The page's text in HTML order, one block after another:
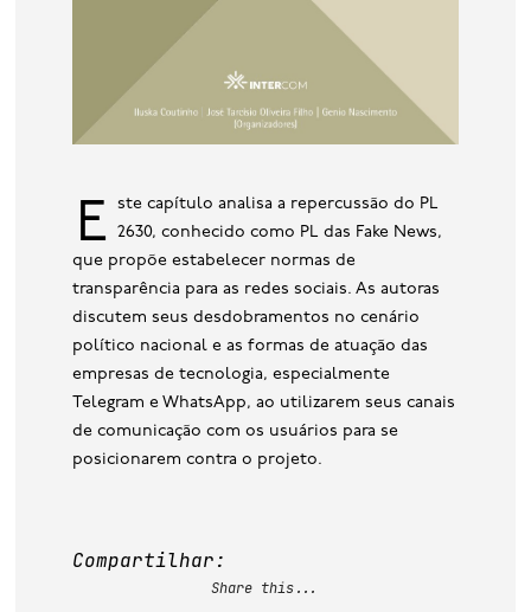
Este capítulo analisa a repercussão do PL
2630, conhecido como PL das Fake News,
que propõe estabelecer normas de
transparência para as redes sociais. As autoras
discutem seus desdobramentos no cenário
político nacional e as formas de atuação das
empresas de tecnologia, especialmente
Telegram e WhatsApp, ao utilizarem seus canais
de comunicação com os usuários para se
posicionarem contra o projeto.
Compartilhar:
Share this...